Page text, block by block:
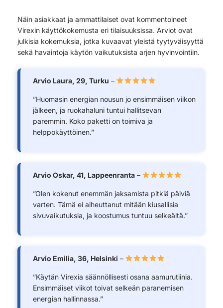
Näin asiakkaat ja ammattilaiset ovat kommentoineet
Virexin käyttökokemusta eri tilaisuuksissa. Arviot ovat
julkisia kokemuksia, jotka kuvaavat yleistä tyytyväisyyttä
sekä havaintoja käytön vaikutuksista arjen hyvinvointiin.
Arvio Laura, 29, Turku –
”Huomasin energian nousun jo ensimmäisen viikon
jälkeen, ja ruokahaluni tuntui hallitsevan
paremmin. Koko paketti on toimiva ja
helppokäyttöinen.”
Arvio Oskar, 41, Lappeenranta–
”Olen kokenut enemmän jaksamista pitkiä päiviä
varten. Tämä ei aiheuttanut mitään kiusallisia
sivuvaikutuksia, ja koostumus tuntuu selkeältä.”
Arvio Emilia, 36, Helsinki –
”Käytän Virexia säännöllisesti osana aamurutiinia.
Ensimmäiset viikot toivat selkeän paranemisen
energian hallinnassa.”